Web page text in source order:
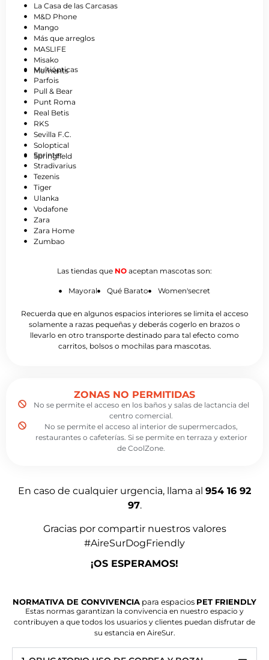
La Casa de las Carcasas
M&D Phone
Mango
Más que arreglos
MASLIFE
Misako
Moments
Multiópticas
Parfois
Pull & Bear
Punt Roma
Real Betis
RKS
Sevilla F.C.
Soloptical
Springfield
Sprinter
Stradivarius
Tezenis
Tiger
Ulanka
Vodafone
Zara
Zara Home
Zumbao
Las tiendas que NO aceptan mascotas son:
Mayoral Qué Barato Women'secret
Recuerda que en algunos espacios interiores se limita el acceso
solamente a razas pequeñas y deberás cogerlo en brazos o
llevarlo en otro transporte destinado para tal efecto como
carritos, bolsos o mochilas para mascotas.
ZONAS NO PERMITIDAS
No se permite el acceso en los baños y salas de lactancia del
centro comercial.
No se permite el acceso al interior de supermercados,
restaurantes o cafeterías. Si se permite en terraza y exterior
de CoolZone.
En caso de cualquier urgencia, llama al 954 16 92
97.
Gracias por compartir nuestros valores
#AireSurDogFriendly
¡OS ESPERAMOS!
NORMATIVA DE CONVIVENCIA para espacios PET FRIENDLY
Estas normas garantizan la convivencia en nuestro espacio y
contribuyen a que todos los usuarios y clientes puedan disfrutar de
su estancia en AireSur.